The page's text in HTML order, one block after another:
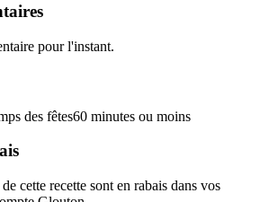
pour l'instant.
des fêtes60 minutes ou moins
cette recette sont en rabais dans vos